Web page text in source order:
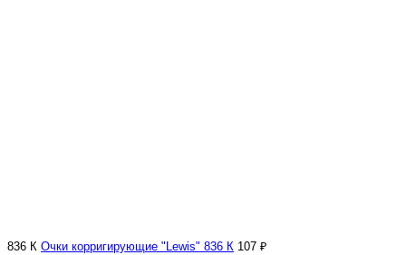
836 К Очки корригирующие "Lewis" 836 К 107 ₽